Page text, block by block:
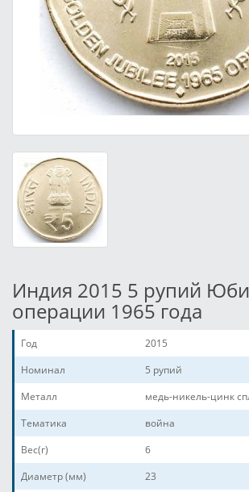
Индия 2015 5 рупий
операции 1965 года
Год
2015
Номинал
5 рупий
Металл
медь-никель-цинк
Тематика
война
Вес(г)
6
Диаметр (мм)
23